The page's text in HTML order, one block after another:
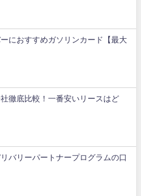
におすすめガソリンカード【最大
徹底比較！一番安いリースはど
バリーパートナープログラムの口